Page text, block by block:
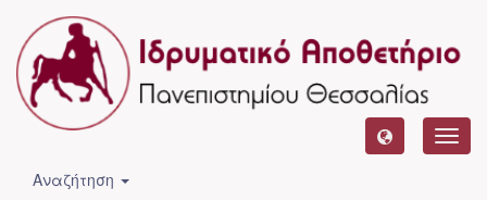
Αναζήτηση